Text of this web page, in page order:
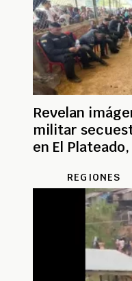
Revelan
militar
en El
REGIONES